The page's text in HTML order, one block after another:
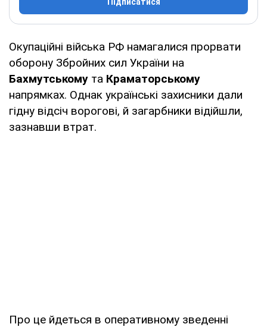
Окупаційні війська РФ намагалися прорвати
оборону Збройних сил України на
Бахмутському та Краматорському
напрямках. Однак українські захисники дали
гідну відсіч ворогові, й загарбники відійшли,
зазнавши втрат.
Про це йдеться в оперативному зведенні